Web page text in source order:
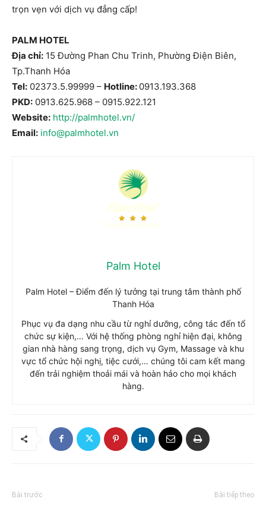
trọn vẹn với dịch vụ đẳng cấp!
PALM HOTEL
Địa chỉ: 15 Đường Phan Chu Trinh, Phường Điện Biên,
Tp.Thanh Hóa
Tel: 02373.5.99999 – Hotline: 0913.193.368
PKD: 0913.625.968 – 0915.922.121
Website: http://palmhotel.vn/
Email: info@palmhotel.vn
Palm Hotel
Palm Hotel – Điểm đến lý tưởng tại trung tâm thành phố
Thanh Hóa
Phục vụ đa dạng nhu cầu từ nghỉ dưỡng, công tác đến tổ
chức sự kiện,… Với hệ thống phòng nghỉ hiện đại, không
gian nhà hàng sang trọng, dịch vụ Gym, Massage và khu
vực tổ chức hội nghị, tiệc cưới,… chúng tôi cam kết mang
đến trải nghiệm thoải mái và hoàn hảo cho mọi khách
hàng.
Bài trước Bài tiếp theo